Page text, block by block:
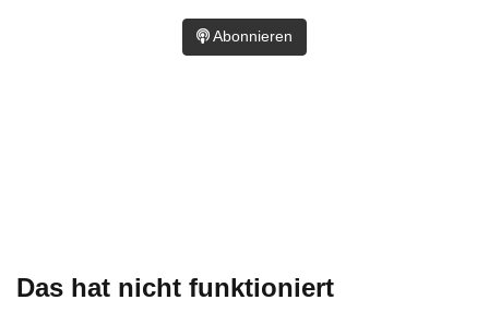
Das hat nicht funktioniert
Abonnieren